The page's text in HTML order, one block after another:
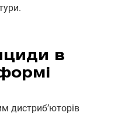
в
дистриб’юторів